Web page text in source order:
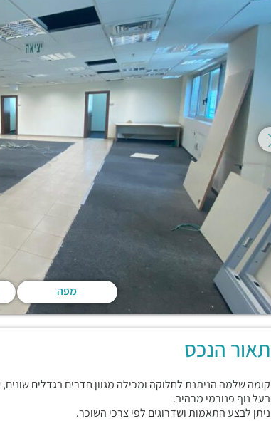
מפה
תאור הנכס
קומה שלמה הניתנת לחלוקה ומכילה מגוון חדרים בגדלים
בעל נוף פנורמי מרהיב.
ניתן לבצע התאמות ושדרוגים לפי צרכי השוכר.